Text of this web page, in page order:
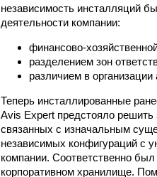
независимость инсталляций
деятельности компании:
финансово-
разделением зон
различием в организации
Теперь инсталлированные
Avis Expert предстояло
связанных с изначальным
независимых конфигураций с
компании. Соответственно
корпоративном хранилище.